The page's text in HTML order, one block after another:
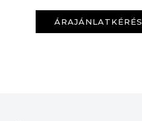
ÁRAJÁNLATKÉRÉS